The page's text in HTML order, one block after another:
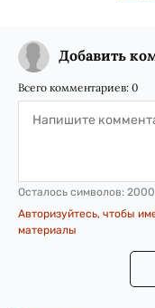
Добавить
Всего комментариев: 0
Осталось символов: 2000
Авторизуйтесь, чтобы
материалы